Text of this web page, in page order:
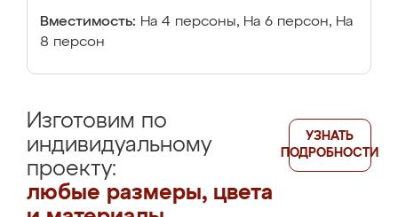
Вместимость: На 4 персоны, На 6 персон, На
8 персон
Изготовим по
индивидуальному
проекту:
любые размеры, цвета
УЗНАТЬ
ПОДРОБНОСТИ